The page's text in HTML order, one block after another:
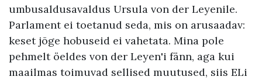
umbusaldusavaldus Ursula von der Leyenile.
Parlament ei toetanud seda, mis on arusaadav:
keset jõge hobuseid ei vahetata. Mina pole
pehmelt öeldes von der Leyen'i fänn, aga kui
maailmas toimuvad sellised muutused, siis ELi